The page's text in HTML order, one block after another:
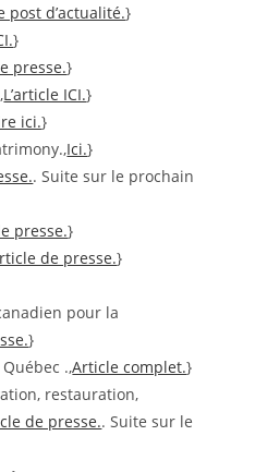
post d’actualité.}
}
presse.}
L’article ICI.}
ici.}
Ici.}
. Suite sur le prochain
presse.}
de presse.}
pour la
}
.,Article complet.}
restauration,
de presse.. Suite sur le